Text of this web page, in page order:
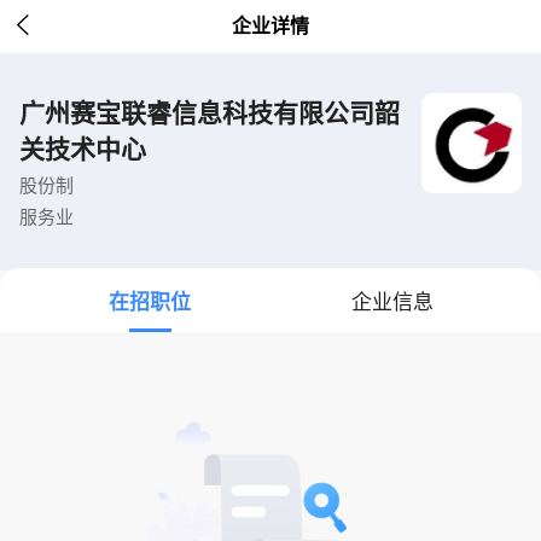
 企业详情
广州赛宝联睿信息科技有限公司韶
关技术中心
股份制
服务业
在招职位 企业信息